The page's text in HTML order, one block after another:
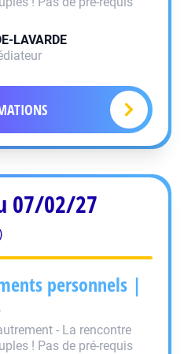
LAVARDE
07/02/27
personnels |
- La rencontre
! Pas de pré-requis